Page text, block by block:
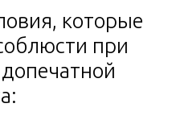
которые
при